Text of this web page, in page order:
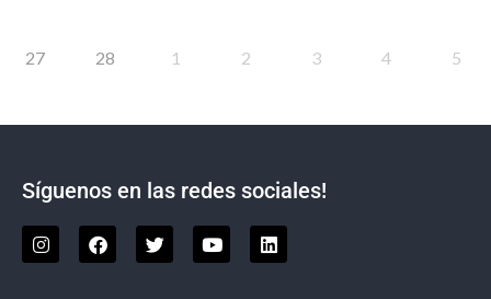
27 28 1 2 3 4 5
Síguenos en las redes sociales!